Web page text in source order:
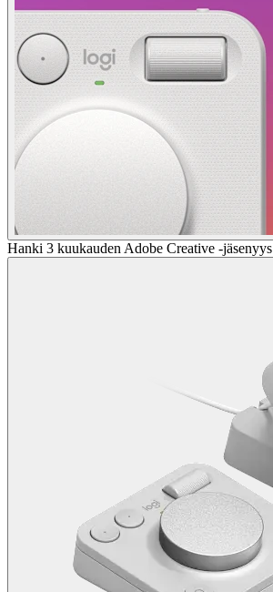
Hanki 3 kuukauden Adobe Creative -jäsenyys